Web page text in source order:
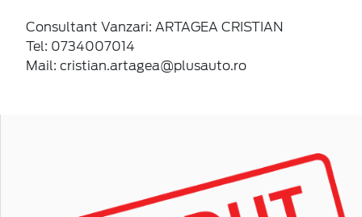
Consultant Vanzari: ARTAGEA CRISTIAN
Tel: 0734007014
Mail: cristian.artagea@plusauto.ro